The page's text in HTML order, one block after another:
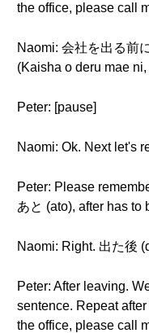
the office, please call
Naomi: 会社を出る前
(Kaisha o deru mae
Peter: [pause]
Naomi: Ok. Next let's
Peter: Please
あと (ato), after has to
Naomi: Right. 出た後
Peter: After leaving.
sentence. Repeat
the office, please call